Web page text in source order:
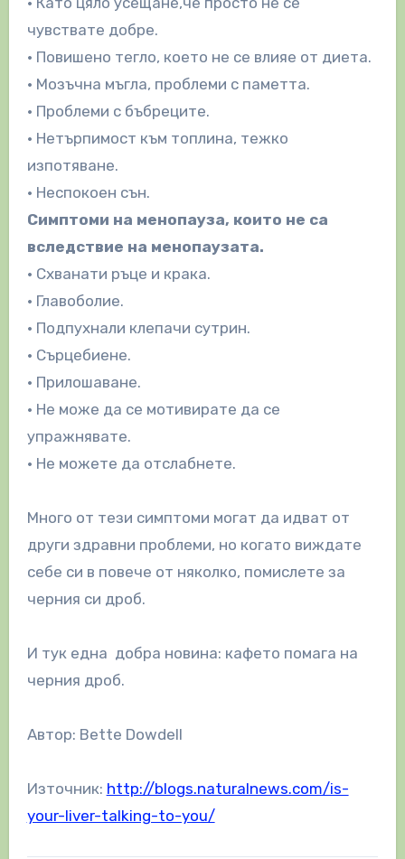
чувствате добре.
• Повишено тегло, което не се влияе от диета.
• Мозъчна мъгла, проблеми с паметта.
• Проблеми с бъбреците.
• Нетърпимост към топлина, тежко
изпотяване.
• Неспокоен сън.
Симптоми на менопауза, които не са
вследствие на менопаузата.
• Схванати ръце и крака.
• Главоболие.
• Подпухнали клепачи сутрин.
• Сърцебиене.
• Прилошаване.
• Не може да се мотивирате да се
упражнявате.
• Не можете да отслабнете.
Много от тези симптоми могат да идват от
други здравни проблеми, но когато виждате
себе си в повече от няколко, помислете за
черния си дроб.
И тук една добра новина: кафето помага на
черния дроб.
Автор: Bette Dowdell
Източник: http://blogs.naturalnews.com/is-
your-liver-talking-to-you/